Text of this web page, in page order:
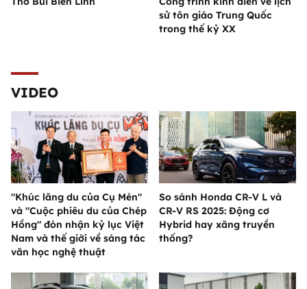
sử tôn giáo Trung Quốc
trong thế kỷ XX
VIDEO
"Khúc lãng du của Cụ Mén"
và "Cuộc phiêu du của Chép
Hồng" đón nhận kỷ lục Việt
Nam và thế giới về sáng tác
văn học nghệ thuật
So sánh Honda CR-V L và
CR-V RS 2025: Động cơ
Hybrid hay xăng truyền
thống?